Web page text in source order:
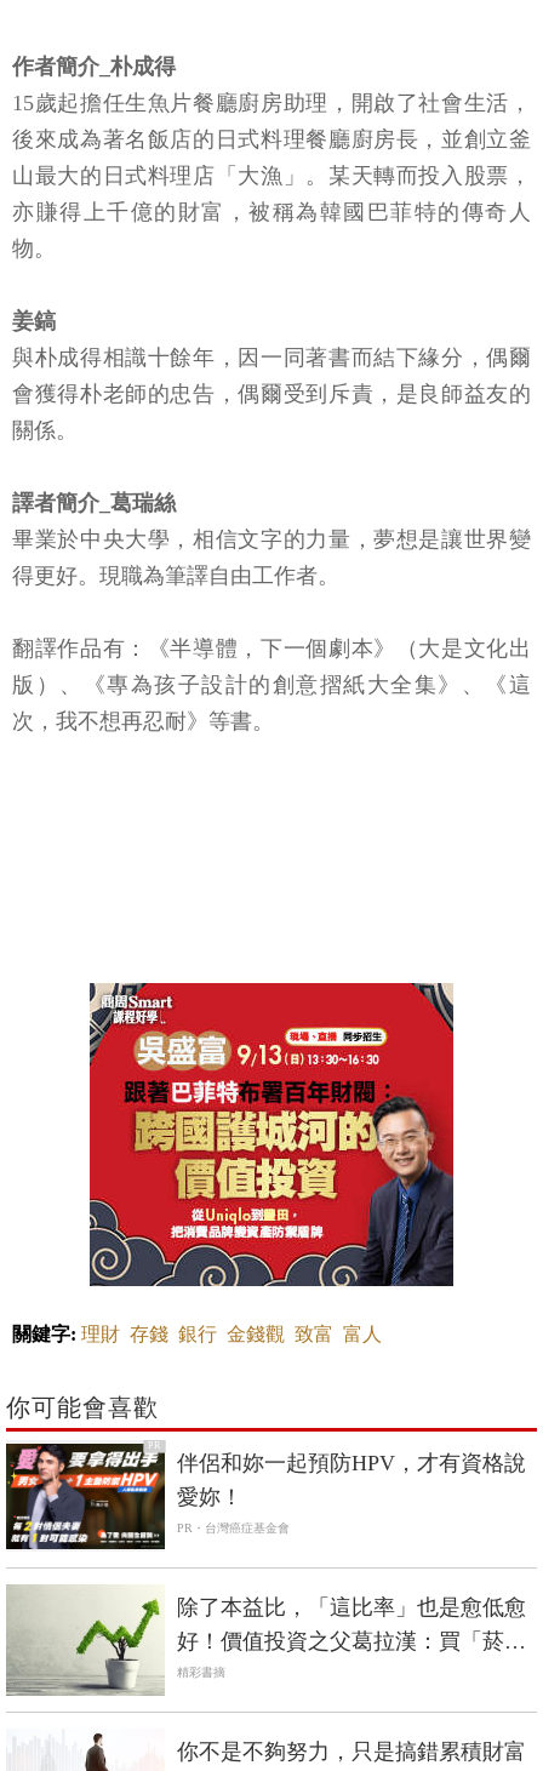
作者簡介_朴成得
15歲起擔任生魚片餐廳廚房助理，開啟了社會生活，
後來成為著名飯店的日式料理餐廳廚房長，並創立釜
山最大的日式料理店「大漁」。某天轉而投入股票，
亦賺得上千億的財富，被稱為韓國巴菲特的傳奇人
物。
姜鎬
與朴成得相識十餘年，因一同著書而結下緣分，偶爾
會獲得朴老師的忠告，偶爾受到斥責，是良師益友的
關係。
譯者簡介_葛瑞絲
畢業於中央大學，相信文字的力量，夢想是讓世界變
得更好。現職為筆譯自由工作者。
翻譯作品有：《半導體，下一個劇本》（大是文化出
版）、《專為孩子設計的創意摺紙大全集》、《這
次，我不想再忍耐》等書。
關鍵字: 理財 存錢 銀行 金錢觀 致富 富人
你可能會喜歡
PR
伴侶和妳一起預防HPV，才有資格說
愛妳！
PR・台灣癌症基金會
除了本益比，「這比率」也是愈低愈
好！價值投資之父葛拉漢：買「菸屁
股」就對了
精彩書摘
你不是不夠努力，只是搞錯累積財富